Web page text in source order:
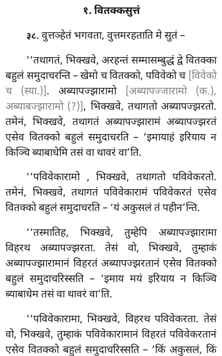
१. वितक्कसुत्तं
३८. वुत्तञ्हेतं भगवता, वुत्तमरहताति मे सुतं –
‘‘तथागतं, भिक्खवे, अरहन्तं सम्मासम्बुद्धं द्वे वितक्का
बहुलं समुदाचरन्ति – खेमो च वितक्को, पविवेको च [विवेको
च (स्या.)] . अब्यापज्झारामो
[अब्यापज्जारामो (क.),
अब्याबज्झारामो (?)] , भिक्खवे, तथागतो अब्यापज्झरतो.
तमेनं, भिक्खवे, तथागतं अब्यापज्झारामं अब्यापज्झरतं
एसेव वितक्को बहुलं समुदाचरति – ‘इमायाहं इरियाय न
किञ्चि ब्याबाधेमि तसं वा थावरं वा’ति.
‘‘पविवेकारामो , भिक्खवे, तथागतो पविवेकरतो.
तमेनं, भिक्खवे, तथागतं पविवेकारामं पविवेकरतं एसेव
वितक्को बहुलं समुदाचरति – ‘यं अकुसलं तं पहीन’न्ति.
‘‘तस्मातिह, भिक्खवे, तुम्हेपि अब्यापज्झारामा
विहरथ अब्यापज्झरता. तेसं वो, भिक्खवे, तुम्हाकं
अब्यापज्झारामानं विहरतं अब्यापज्झरतानं एसेव वितक्को
बहुलं समुदाचरिस्सति – ‘इमाय मयं इरियाय न किञ्चि
ब्याबाधेम तसं वा थावरं वा’ति.
‘‘पविवेकारामा, भिक्खवे, विहरथ पविवेकरता. तेसं
वो, भिक्खवे, तुम्हाकं पविवेकारामानं विहरतं पविवेकरतानं
एसेव वितक्को बहुलं समुदाचरिस्सति – ‘किं अकुसलं, किं